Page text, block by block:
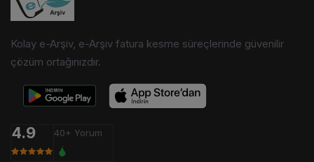
Kolay e-Arşiv, e-Arşiv fatura kesme süreçlerinde güvenilir
çözüm ortağınızdır.
4.9 40+ Yorum